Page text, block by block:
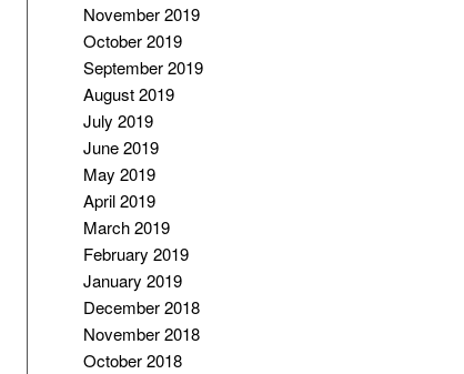
November 2019
October 2019
September 2019
August 2019
July 2019
June 2019
May 2019
April 2019
March 2019
February 2019
January 2019
December 2018
November 2018
October 2018